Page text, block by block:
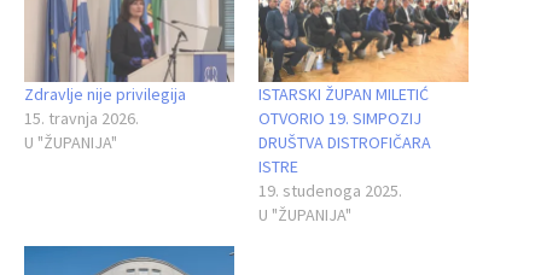
Zdravlje nije privilegija
15. travnja 2026.
U "ŽUPANIJA"
ISTARSKI ŽUPAN MILETIĆ
OTVORIO 19. SIMPOZIJ
DRUŠTVA DISTROFIČARA
ISTRE
19. studenoga 2025.
U "ŽUPANIJA"